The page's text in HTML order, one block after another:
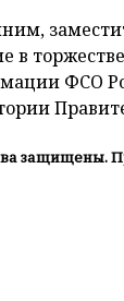
в
ФСО
защищены.